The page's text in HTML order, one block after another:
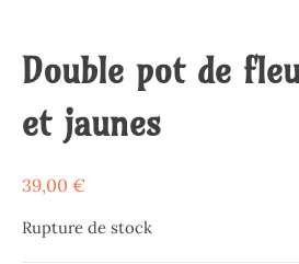
Double pot de
et jaunes
39,00 €
Rupture de stock